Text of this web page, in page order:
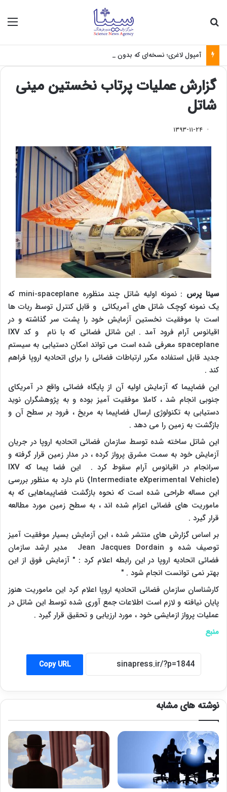
آمپول لاغری؛ نسخه‌ای که بدون تغذیه خطرناک می‌شود
گزارش عملیات پرتاب نخستین مینی
شاتل
۱۳۹۳-۱۱-۲۴
سینا پرس : نمونه اولیه شاتل چند منظورهmini-spaceplane که
یک نمونه کوچک شاتل های آمریکائی و قابل کنترل توسط ربات ها
است با موفقیت نخستین آزمایش خود را پشت سر گذاشته و در
اقیانوس آرام فرود آمد . این شاتل فضائی که با نام و کد IXV
spaceplane معرفی شده است می تواند امکان دستیابی به سیستم
جدید قابل استفاده مکرر ارتباطات فضائی را برای اتحادیه اروپا فراهم
کند .
این فضاپیما که آزمایش اولیه آن از پایگاه فضائی واقع در آمریکای
جنوبی انجام شد ، کاملا موفقیت آمیز بوده و به پژوهشگران نوید
دستیابی به تکنولوژی ارسال فضاپیما به مریخ ، فرود بر سطح آن و
بازگشت به زمین را می دهد .
این شاتل ساخته شده توسط سازمان فضائی اتحادیه اروپا در جریان
آزمایش خود به سمت مشرق پرواز کرده ، در مدار زمین قرار گرفته و
سرانجام در اقیانوس آرام سقوط کرد . این فضا پیما که IXV
(Intermediate eXperimental Vehicle) نام دارد به منظور بررسی
این مساله طراحی شده است که نحوه بازگشت فضاپیماهایی که به
ماموریت های فضائی اعزام شده اند ، به سطح زمین مورد مطالعه
قرار گیرد .
بر اساس گزارش های منتشر شده ، این آزمایش بسیار موفقیت آمیز
توصیف شده و Jean Jacques Dordain مدیر ارشد سازمان
فضائی اتحادیه اروپا در این رابطه اعلام کرد : " آزمایش فوق از این
بهتر نمی توانست انجام شود . "
کارشناسان سازمان فضائی اتحادیه اروپا اعلام کرد این ماموریت هنوز
پایان نیافته و لازم است اطلاعات جمع آوری شده توسط این شاتل در
عملیات پرواز ازمایشی خود ، مورد ارزیابی و تحقیق قرار گیرد .
منبع
Copy URL
نوشته های مشابه